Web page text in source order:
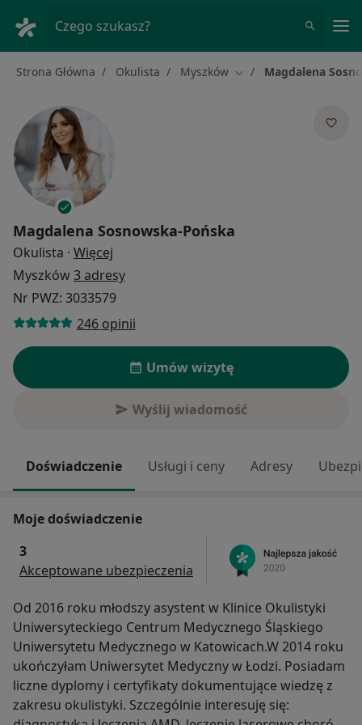
Czego szukasz?
Strona Główna Okulista Myszków Zmień miasto
Magdalena
Magdalena Sosnowska-Pońska
Okulista · Więcej
Myszków3 adresy
Nr PWZ: 3033579
246 opinii
Umów wizytę
Wyślij wiadomość
Doświadczenie Usługi i ceny Adresy
Moje doświadczenie
3
Akceptowane ubezpieczenia
Od 2016 roku młodszy asystent w Klinice Okulistyki
Uniwersyteckiego Centrum Medycznego Śląskiego
Uniwersytetu Medycznego w Katowicach.W 2014 roku
ukończyłam Uniwersytet Medyczny w Łodzi. Posiadam
liczne dyplomy i certyfikaty dokumentujące wiedzę z
zakresu okulistyki. Szczególnie interesuję się: